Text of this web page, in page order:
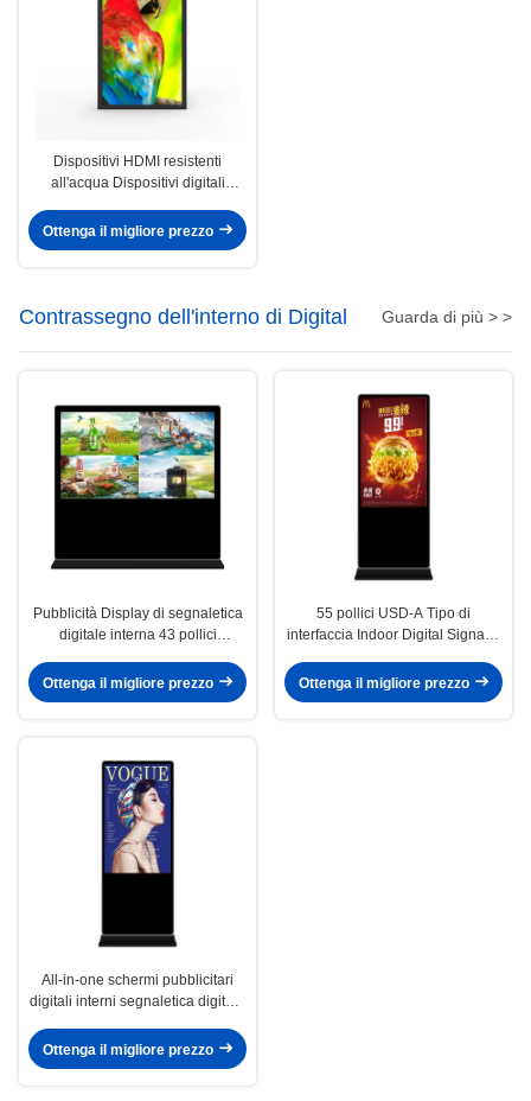
Dispositivi HDMI resistenti
all'acqua Dispositivi digitali
Monitor
Ottenga il migliore prezzo
Contrassegno dell'interno di Digital Guarda di più > >
Pubblicità Display di segnaletica
digitale interna 43 pollici
Ottenga il migliore prezzo
55 pollici USD-A Tipo di
interfaccia Indoor Digital Signage
Ottenga il migliore prezzo
All-in-one schermi pubblicitari
digitali interni segnaletica digitale
Ottenga il migliore prezzo